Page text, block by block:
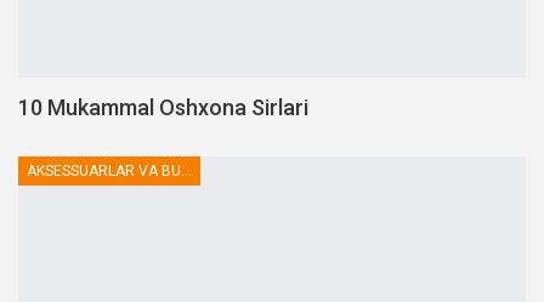
10 Mukammal Oshxona Sirlari